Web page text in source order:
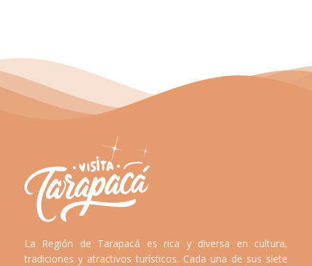
La Región de Tarapacá es rica y diversa en cultura,
tradiciones y atractivos turísticos. Cada una de sus siete